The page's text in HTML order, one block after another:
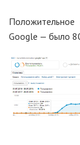
Google — было